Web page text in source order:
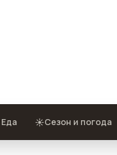
Еда ☀️Сезон и погода